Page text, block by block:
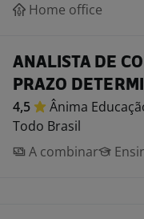
Home office
ANALISTA DE
PRAZO
4,5 Ânima
Todo Brasil
A combinar